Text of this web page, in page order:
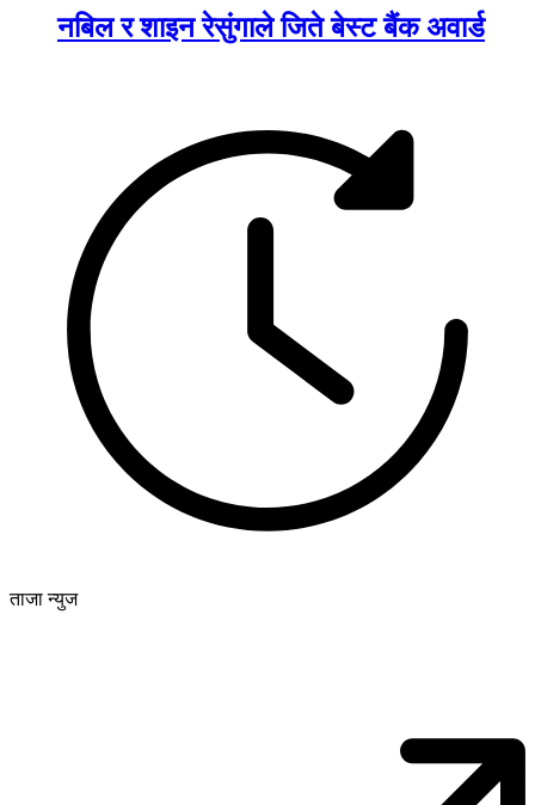
नबिल र शाइन रेसुंगाले जिते बेस्ट बैंक अवार्ड
ताजा न्युज